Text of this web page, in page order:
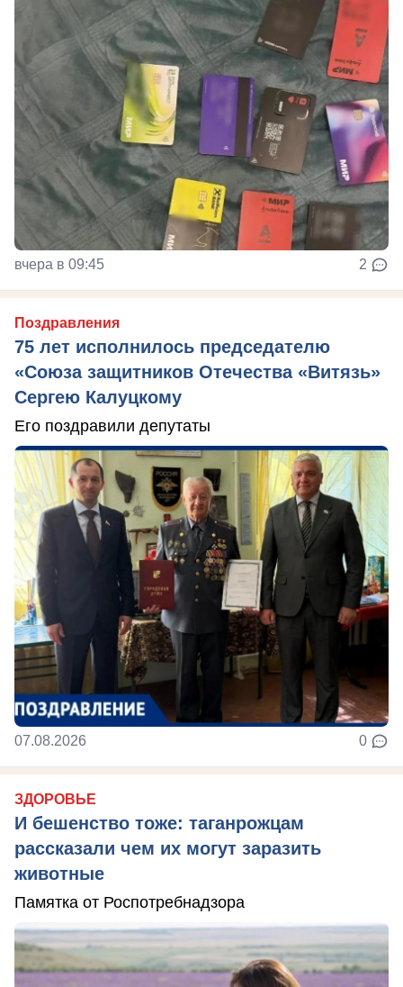
вчера в 09:45 2
Поздравления
75 лет исполнилось председателю
«Союза защитников Отечества «Витязь»
Сергею Калуцкому
Его поздравили депутаты
07.08.2026 0
ЗДОРОВЬЕ
И бешенство тоже: таганрожцам
рассказали чем их могут заразить
животные
Памятка от Роспотребнадзора